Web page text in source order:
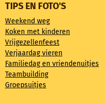
TIPS EN FOTO'S
Weekend weg
Koken met kinderen
Vrijgezellenfeest
Verjaardag vieren
Familiedag en vriendenuitjes
Teambuilding
Groepsuitjes